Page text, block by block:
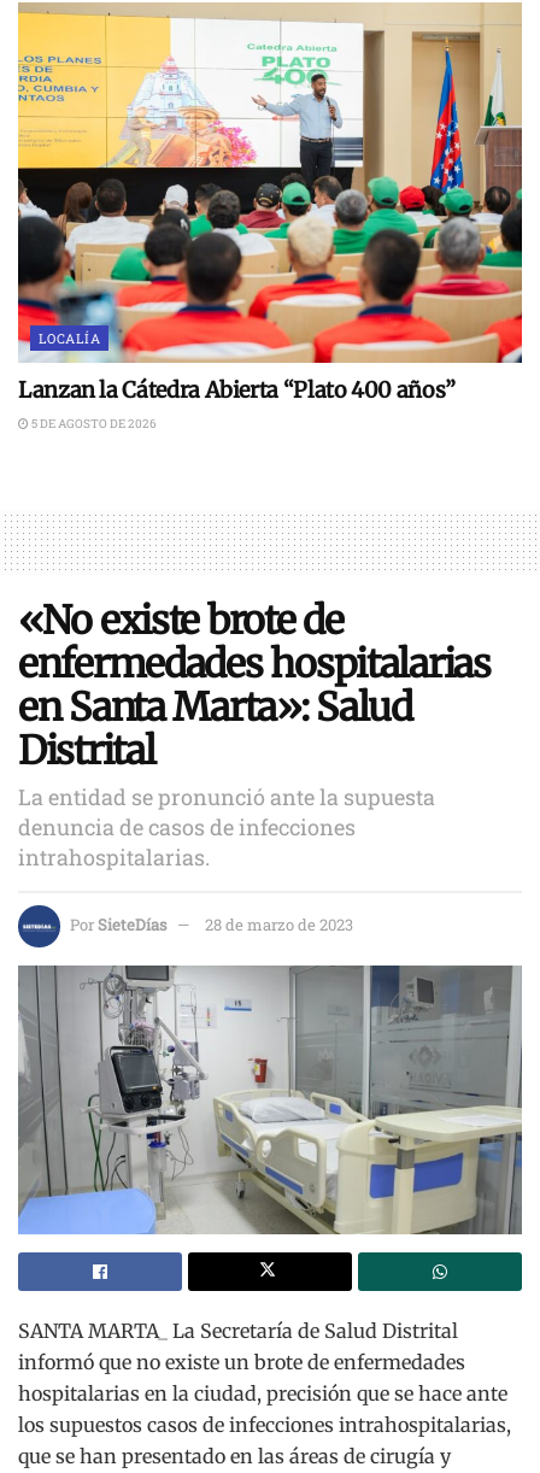
LOCALÍA
Lanzan la Cátedra Abierta “Plato 400 años”
5 DE AGOSTO DE 2026
«No existe brote de
enfermedades hospitalarias
en Santa Marta»: Salud
Distrital
La entidad se pronunció ante la supuesta
denuncia de casos de infecciones
intrahospitalarias.
PorSieteDías 28 de marzo de 2023
SANTA MARTA_ La Secretaría de Salud Distrital
informó que no existe un brote de enfermedades
hospitalarias en la ciudad, precisión que se hace ante
los supuestos casos de infecciones intrahospitalarias,
que se han presentado en las áreas de cirugía y